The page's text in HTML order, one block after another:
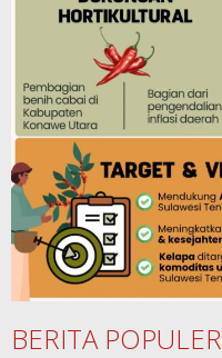
BERITA POPULER